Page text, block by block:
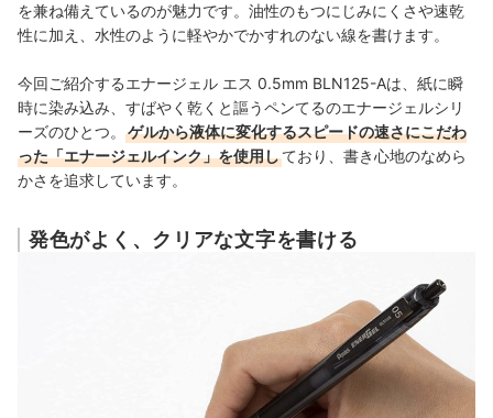
を兼ね備えているのが魅力です。油性のもつにじみにくさや速乾
性に加え、水性のように軽やかでかすれのない線を書けます。
今回ご紹介するエナージェル エス 0.5mm BLN125-Aは、紙に瞬
時に染み込み、すばやく乾くと謳うペンてるのエナージェルシリ
ーズのひとつ。
ゲルから液体に変化するスピードの速さにこだわ
った「エナージェルインク」を使用しており、書き心地のなめら
かさを追求しています。
発色がよく、クリアな文字を書ける